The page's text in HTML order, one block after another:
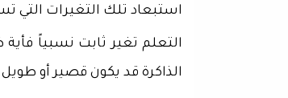
استبعاد تلك التغيرات التي
التعلم تغير ثابت نسبياً
الذاكرة قد يكون قصير أو